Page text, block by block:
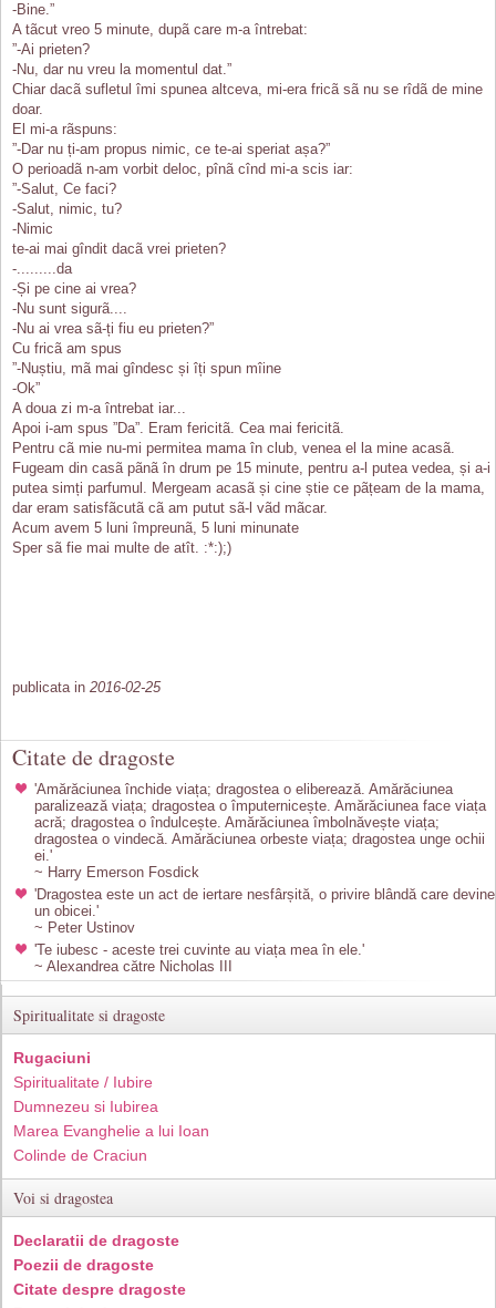
-Bine.”
A tãcut vreo 5 minute, dupã care m-a întrebat:
”-Ai prieten?
-Nu, dar nu vreu la momentul dat.”
Chiar dacã sufletul îmi spunea altceva, mi-era fricã sã nu se rîdã de mine
doar.
El mi-a rãspuns:
”-Dar nu ți-am propus nimic, ce te-ai speriat așa?”
O perioadã n-am vorbit deloc, pînã cînd mi-a scis iar:
”-Salut, Ce faci?
-Salut, nimic, tu?
-Nimic
te-ai mai gîndit dacã vrei prieten?
-.........da
-Și pe cine ai vrea?
-Nu sunt sigurã....
-Nu ai vrea sã-ți fiu eu prieten?”
Cu fricã am spus
”-Nuștiu, mã mai gîndesc și îți spun mîine
-Ok”
A doua zi m-a întrebat iar...
Apoi i-am spus ”Da”. Eram fericitã. Cea mai fericitã.
Pentru cã mie nu-mi permitea mama în club, venea el la mine acasã.
Fugeam din casã pãnã în drum pe 15 minute, pentru a-l putea vedea, și a-i
putea simți parfumul. Mergeam acasã și cine știe ce pãțeam de la mama,
dar eram satisfãcutã cã am putut sã-l vãd mãcar.
Acum avem 5 luni împreunã, 5 luni minunate
Sper sã fie mai multe de atît. :*:);)
publicata in 2016-02-25
Citate de dragoste
'Amărăciunea închide viața; dragostea o eliberează. Amărăciunea
paralizează viața; dragostea o împuternicește. Amărăciunea face viața
acră; dragostea o îndulcește. Amărăciunea îmbolnăvește viața;
dragostea o vindecă. Amărăciunea orbeste viața; dragostea unge ochii
ei.'
~ Harry Emerson Fosdick
'Dragostea este un act de iertare nesfârșită, o privire blândă care devine
un obicei.'
~ Peter Ustinov
'Te iubesc - aceste trei cuvinte au viața mea în ele.'
~ Alexandrea către Nicholas III
Spiritualitate si dragoste
Rugaciuni
Spiritualitate / Iubire
Dumnezeu si Iubirea
Marea Evanghelie a lui Ioan
Colinde de Craciun
Voi si dragostea
Declaratii de dragoste
Poezii de dragoste
Citate despre dragoste